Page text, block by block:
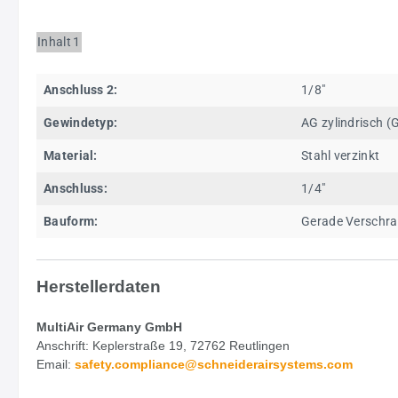
Inhalt 1
Anschluss 2: 1/8"
Gewindetyp: AG zylindrisch
Material: Stahl verzinkt
Anschluss: 1/4"
Bauform: Gerade
Herstellerdaten
MultiAir Germany GmbH
Anschrift: Keplerstraße 19, 72762 Reutlingen
Email: safety.compliance@schneiderairsystems.com